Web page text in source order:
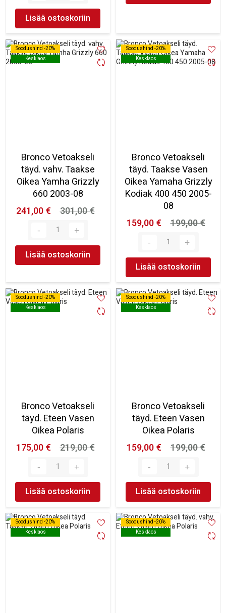
Lisää ostoskoriin
Soodushind -20%
Kesklaos
Soodushind -20%
Kesklaos
Bronco Vetoakseli
täyd. vahv. Taakse
Oikea Yamha Grizzly
660 2003-08
241,00 €
301,00 €
Lisää ostoskoriin
Soodushind -20%
Kesklaos
Soodushind -20%
Kesklaos
Bronco Vetoakseli
täyd. Taakse Vasen
Oikea Yamaha Grizzly
Kodiak 400 450 2005-
08
159,00 €
199,00 €
Lisää ostoskoriin
Soodushind -20%
Kesklaos
Soodushind -20%
Kesklaos
Bronco Vetoakseli
täyd. Eteen Vasen
Oikea Polaris
175,00 €
219,00 €
Lisää ostoskoriin
Soodushind -20%
Kesklaos
Soodushind -20%
Kesklaos
Bronco Vetoakseli
täyd. Eteen Vasen
Oikea Polaris
159,00 €
199,00 €
Lisää ostoskoriin
Soodushind -20%
Kesklaos
Soodushind -20%
Kesklaos
Soodushind -20%
Kesklaos
Soodushind -20%
Kesklaos